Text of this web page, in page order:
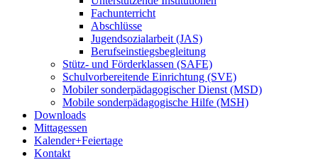
Fachunterricht
Abschlüsse
Jugendsozialarbeit (JAS)
Berufseinstiegsbegleitung
Stütz- und Förderklassen (SAFE)
Schulvorbereitende Einrichtung (SVE)
Mobiler sonder­­pädagogischer Dienst (MSD)
Mobile sonder­pädagogische Hilfe (MSH)
Downloads
Mittagessen
Kalender+Feiertage
Kontakt